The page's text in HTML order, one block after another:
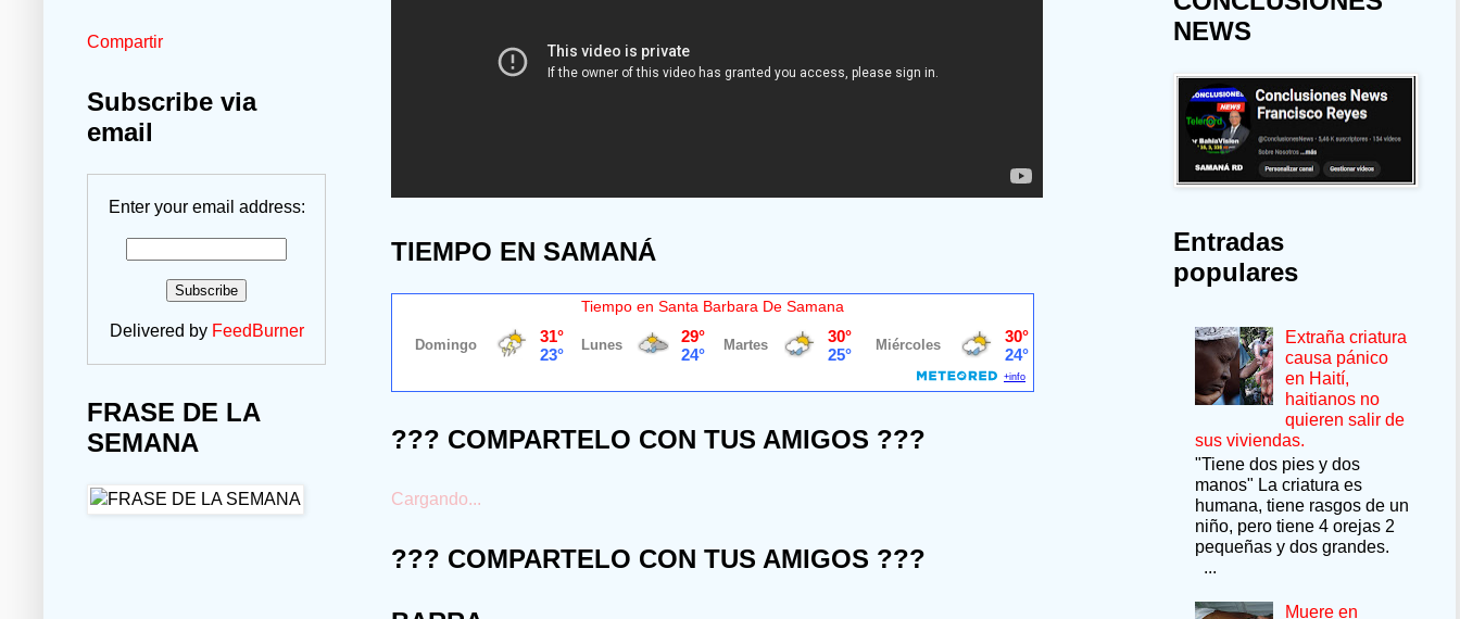
TIEMPO EN SAMANÁ
Tiempo en Santa Barbara De Samana
??? COMPARTELO CON TUS AMIGOS ???
Cargando...
??? COMPARTELO CON TUS AMIGOS ???
Compartir
Subscribe via
email
Enter your email address:
Delivered by FeedBurner
FRASE DE LA
SEMANA
NEWS
Entradas
populares
Extraña criatura
causa pánico
en Haití,
haitianos no
quieren salir de
sus viviendas.
"Tiene dos pies y dos
manos" La criatura es
humana, tiene rasgos de un
niño, pero tiene 4 orejas 2
pequeñas y dos grandes.
...
Muere en